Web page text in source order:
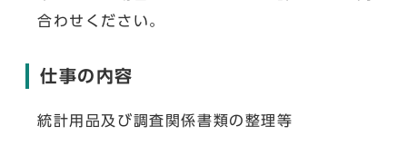
合わせください。
仕事の内容
統計用品及び調査関係書類の整理等